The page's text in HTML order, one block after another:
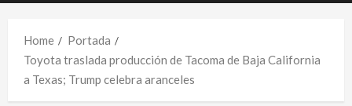
Home
Portada
Toyota traslada producción de Tacoma de Baja California
a Texas; Trump celebra aranceles